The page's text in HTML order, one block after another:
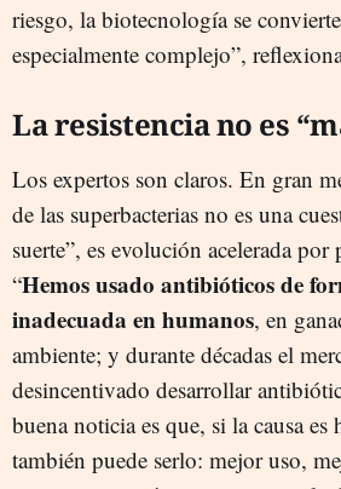
riesgo, la biotecnología se
especialmente complejo”,
La resistencia no es
Los expertos son claros. En gran
de las superbacterias no es una
suerte”, es evolución acelerada por
“Hemos usado antibióticos de
inadecuada en humanos, en
ambiente; y durante décadas el
desincentivado desarrollar
buena noticia es que, si la causa
también puede serlo: mejor uso,